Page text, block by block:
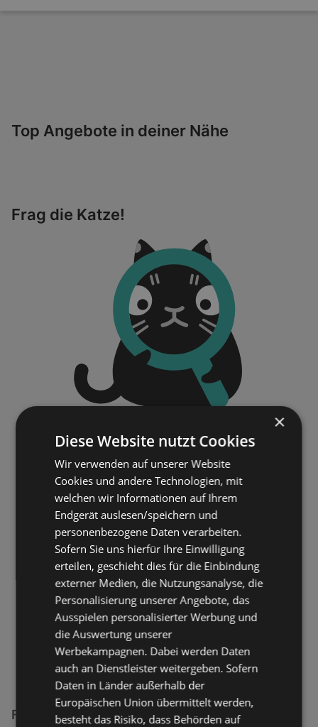
Top Angebote in deiner Nähe
Frag die Katze!
FTI Touristik Filialen in der Nähe
×
Diese Website nutzt Cookies
Wir verwenden auf unserer Website
Cookies und andere Technologien, mit
welchen wir Informationen auf Ihrem
Endgerät auslesen/speichern und
personenbezogene Daten verarbeiten.
Sofern Sie uns hierfür Ihre Einwilligung
erteilen, geschieht dies für die Einbindung
externer Medien, die Nutzungsanalyse, die
Personalisierung unserer Angebote, das
Ausspielen personalisierter Werbung und
die Auswertung unserer
Werbekampagnen. Dabei werden Daten
auch an Dienstleister weitergeben. Sofern
Daten in Länder außerhalb der
Europäischen Union übermittelt werden,
besteht das Risiko, dass Behörden auf